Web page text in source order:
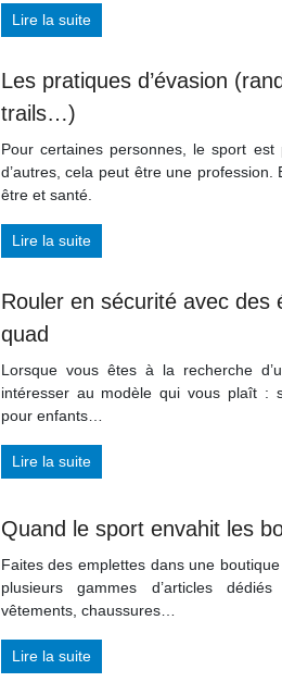
Lire la suite
Les pratiques d’évasion
trails…)
Pour certaines personnes, le sport
d’autres, cela peut être une
être et santé.
Lire la suite
Rouler en sécurité avec des
quad
Lorsque vous êtes à la recherche
intéresser au modèle qui vous plaît :
pour enfants…
Lire la suite
Quand le sport envahit les
Faites des emplettes dans une
plusieurs gammes d’articles
vêtements, chaussures…
Lire la suite